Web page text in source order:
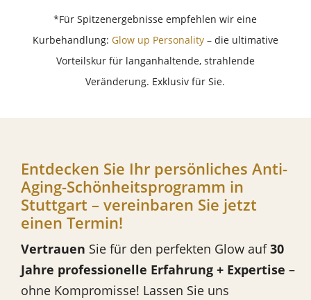
*Für Spitzenergebnisse empfehlen wir eine
Kurbehandlung: Glow up Personality– die ultimative
Vorteilskur für langanhaltende, strahlende
Veränderung. Exklusiv für Sie.
Entdecken Sie Ihr persönliches Anti-
Aging-Schönheitsprogramm in
Stuttgart – vereinbaren Sie jetzt
einen Termin!
Vertrauen Sie für den perfekten Glow auf30
Jahre professionelle Erfahrung + Expertise –
ohne Kompromisse! Lassen Sie uns